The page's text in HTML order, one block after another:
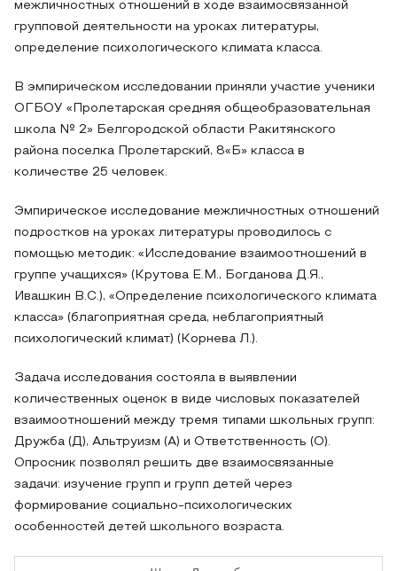
межличностных отношений в ходе взаимосвязанной
групповой деятельности на уроках литературы,
определение психологического климата класса.
В эмпирическом исследовании приняли участие ученики
ОГБОУ «Пролетарская средняя общеобразовательная
школа № 2» Белгородской области Ракитянского
района поселка Пролетарский, 8«Б» класса в
количестве 25 человек.
Эмпирическое исследование межличностных отношений
подростков на уроках литературы проводилось с
помощью методик: «Исследование взаимоотношений в
группе учащихся» (Крутова Е.М., Богданова Д.Я.,
Ивашкин В.С.), «Определение психологического климата
класса» (благоприятная среда, неблагоприятный
психологический климат) (Корнева Л.).
Задача исследования состояла в выявлении
количественных оценок в виде числовых показателей
взаимоотношений между тремя типами школьных групп:
Дружба (Д), Альтруизм (А) и Ответственность (О).
Опросник позволял решить две взаимосвязанные
задачи: изучение групп и групп детей через
формирование социально-психологических
особенностей детей школьного возраста.